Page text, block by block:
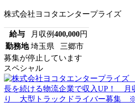
株式会社ヨコタエンタープライズ
給与 月収例400,000円
勤務地 埼玉県 三郷市
募集が停止しています
スペシャル